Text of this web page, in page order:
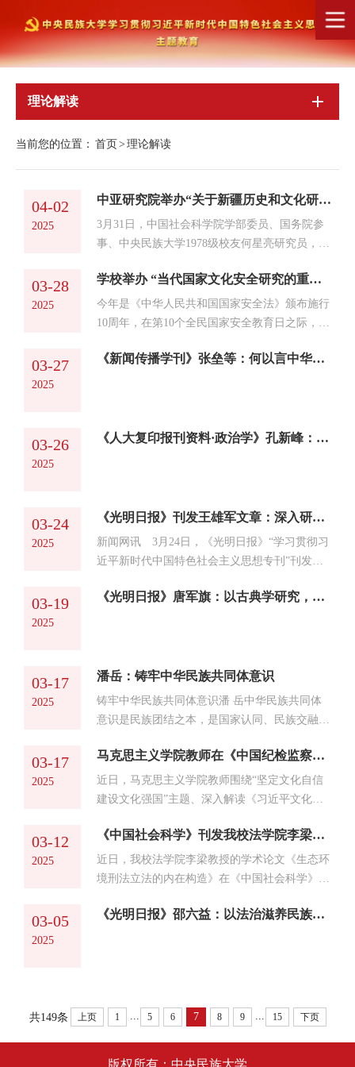
理论解读
当前您的位置： 首页 > 理论解读
04-02
2025
中亚研究院举办“关于新疆历史和文化研究的体会”学术讲座
3月31日，中国社会科学院学部委员、国务院参
事、中央民族大学1978级校友何星亮研究员，作
于新疆历史和文化研究的体会”的深度讲座。讲
座由中亚研究院副院长努尔巴汗·卡力列汗主
持。中央民族大学荣誉资深教授胡振华、中亚研
究人员参与讲座。何星亮强调，学术研究应
03-28
2025
学校举办 “当代国家文化安全研究的重点难点与发展趋势”学术讲座
今年是《中华人民共和国国家安全法》颁布施行
10周年，在第10个全民国家安全教育日之际，为
强广大师生的国家安全意识，3月25日晚，国家
家文化安全研究的重点难点与发展趋势”的专题
03-27
2025
《新闻传播学刊》张垒等：何以言中华：试论讲好中华民族共同体故事的出发点与落脚点
03-26
2025
《人大复印报刊资料·政治学》孔新峰：德性政治视域中“百姓”观念及其流变
03-24
2025
《光明日报》刊发王雄军文章：深入研究边疆治理重大理论和现实问题
新闻网讯 3月24日，《光明日报》“学习贯彻习
近平新时代中国特色社会主义思想专刊”刊发我
重大理论和现实问题》一文，文章指出，应不断
理是国家治理体系的重要组成部分，是维护国家
主权、安全和发展利益的关键所在。特别是在经
济全球化深入发展的...
03-19
2025
《光明日报》唐军旗：以古典学研究，促进民族文化繁荣发展
03-17
2025
潘岳：铸牢中华民族共同体意识
铸牢中华民族共同体意识潘 岳中华民族共同体
意识是民族团结之本，是国家认同、民族交融的
是中华民族绵延不衰、永续发展的力量源泉。党
的十八大以来，以习近平同志为核心的党中央坚
持“两个结合”、着眼“两个大局”，深刻总结国内
发展趋势，鲜明提出铸牢中华民族共同体意识这
一重大原创性论断，并将其确立为新时代党的民
族工作和民族地区...
03-17
2025
马克思主义学院教师在《中国纪检监察报》发表系列文章
近日，马克思主义学院教师围绕“坚定文化自信
建设文化强国”主题、深入解读《习近平文化思
列理论阐释文章。系列文章充分发挥学校马克思
主义学院为秘书处的习近平文化思想研究中心中
央民族大学协同研究基地高端平台作用，以明白
想学理化体系化研究阐释的浓厚氛围，彰显了学
03-12
2025
《中国社会科学》刊发我校法学院李梁教授《生态环境刑法立法的内在构造》一文
近日，我校法学院李梁教授的学术论文《生态环
境刑法立法的内在构造》在《中国社会科学》
般项目“环境犯罪治理的数字化应对策略研
学》在不同时期不断推出新人新作，成为当代中
03-05
2025
《光明日报》邵六益：以法治滋养民族团结“石榴果”
共149条 上页 1 ... 5 6 7 8 9 ... 15 下页